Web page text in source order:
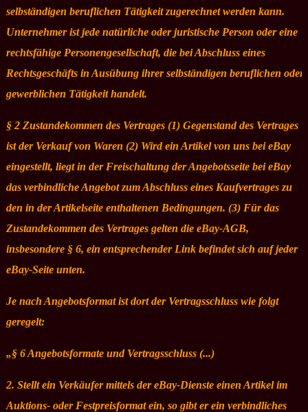
selbständigen beruflichen Tätigkeit zugerechnet werden kann.
Unternehmer ist jede natürliche oder juristische Person oder eine
rechtsfähige Personengesellschaft, die bei Abschluss eines
Rechtsgeschäfts in Ausübung ihrer selbständigen beruflichen oder
gewerblichen Tätigkeit handelt.
§ 2 Zustandekommen des Vertrages (1) Gegenstand des Vertrages
ist der Verkauf von Waren (2) Wird ein Artikel von uns bei eBay
eingestellt, liegt in der Freischaltung der Angebotsseite bei eBay
das verbindliche Angebot zum Abschluss eines Kaufvertrages zu
den in der Artikelseite enthaltenen Bedingungen. (3) Für das
Zustandekommen des Vertrages gelten die eBay-AGB,
insbesondere § 6, ein entsprechender Link befindet sich auf jeder
eBay-Seite unten.
Je nach Angebotsformat ist dort der Vertragsschluss wie folgt
geregelt:
„§ 6 Angebotsformate und Vertragsschluss (...)
2. Stellt ein Verkäufer mittels der eBay-Dienste einen Artikel im
Auktions- oder Festpreisformat ein, so gibt er ein verbindliches